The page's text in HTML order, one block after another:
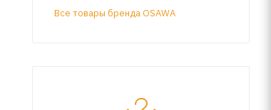
Все товары бренда OSAWA